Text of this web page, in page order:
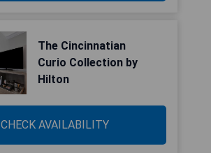
The Cincinnatian
Curio Collection by
Hilton
CHECK AVAILABILITY